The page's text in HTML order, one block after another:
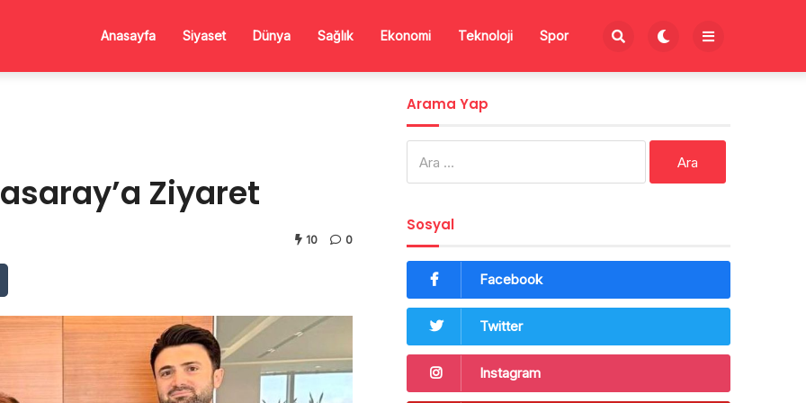
Anasayfa Siyaset Dünya Sağlık Ekonomi Teknoloji Spor
Ziyaret
10 0
Arama Yap
Sosyal
Facebook
Twitter
Instagram